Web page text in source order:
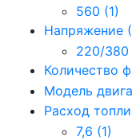
560 (1)
Напряжение
220/380
Количество
Модель
Расход
7,6 (1)